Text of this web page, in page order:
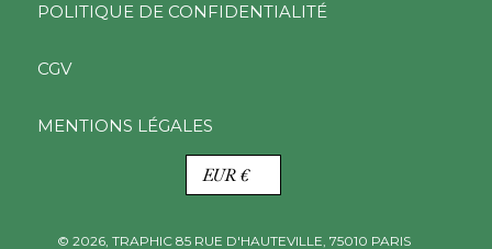
POLITIQUE DE CONFIDENTIALITÉ
CGV
MENTIONS LÉGALES
I
EUR €
© 2026, TRAPHIC85 RUE D'HAUTEVILLE, 75010 PARIS